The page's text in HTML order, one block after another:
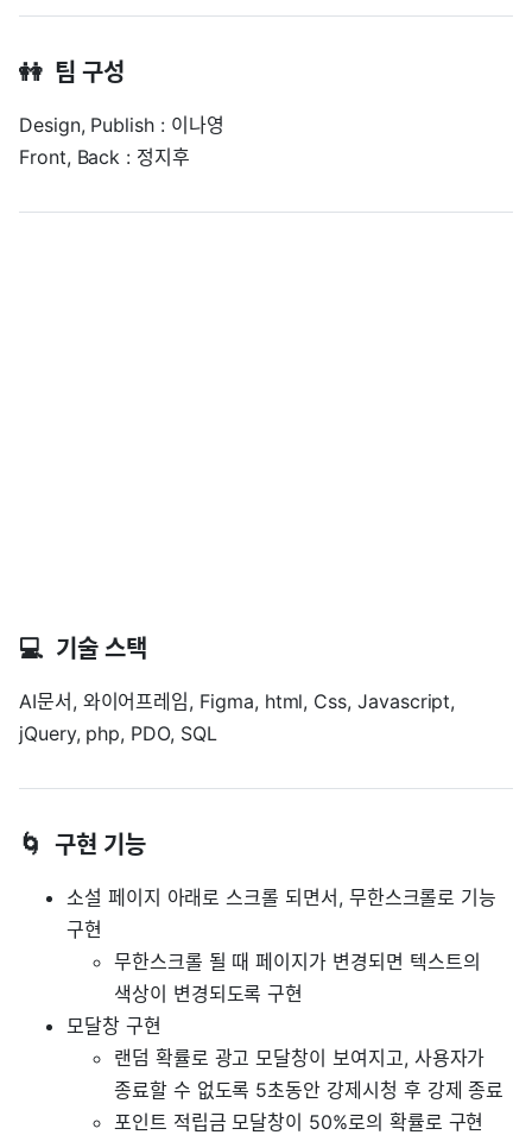
👭 팀 구성
Design, Publish : 이나영
Front, Back : 정지후
💻 기술 스택
AI문서, 와이어프레임, Figma, html, Css, Javascript,
jQuery, php, PDO, SQL
🌀 구현 기능
소설 페이지 아래로 스크롤 되면서, 무한스크롤로 기능
구현
무한스크롤 될 때 페이지가 변경되면 텍스트의
색상이 변경되도록 구현
모달창 구현
랜덤 확률로 광고 모달창이 보여지고, 사용자가
종료할 수 없도록 5초동안 강제시청 후 강제 종료
포인트 적립금 모달창이 50%로의 확률로 구현